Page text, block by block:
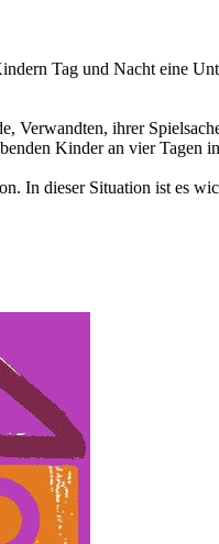
Tag und Nacht eine
Verwandten, ihrer
Kinder an vier Tagen
In dieser Situation ist es